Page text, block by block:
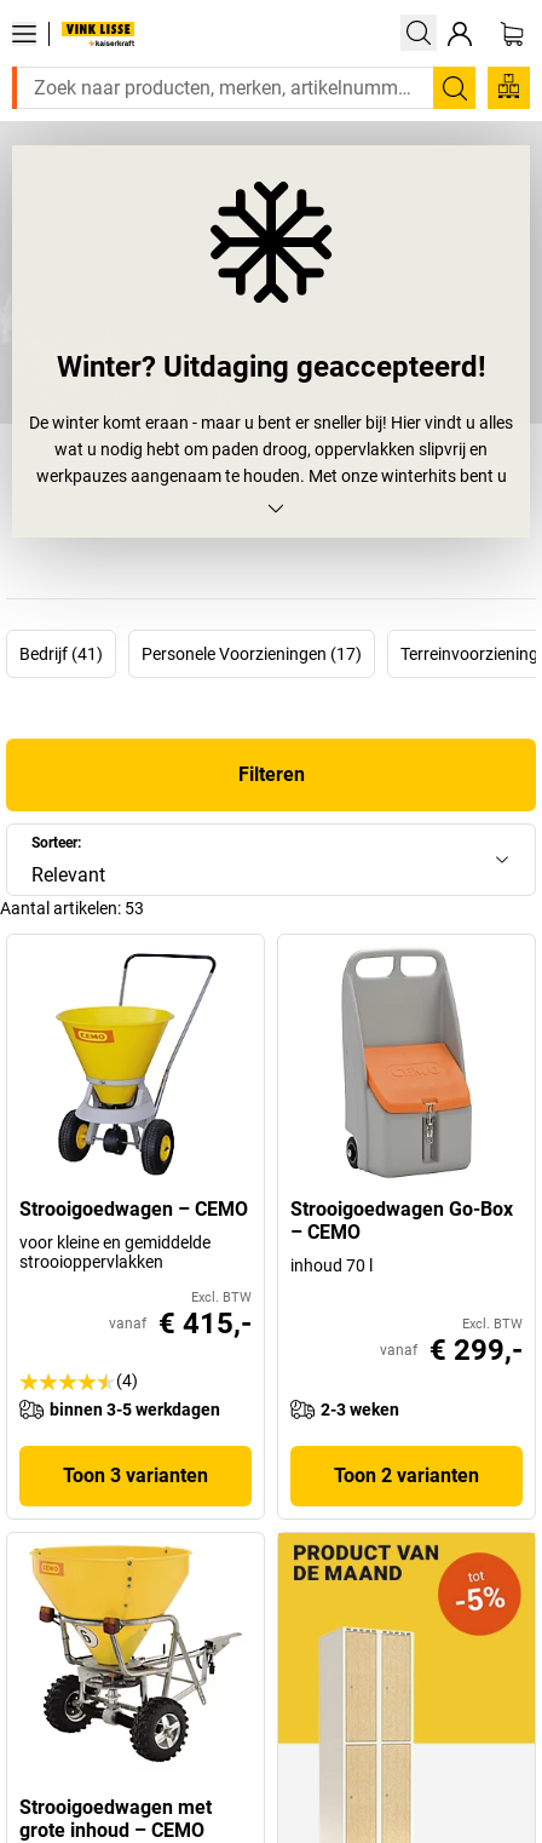
Zoeken
Winter? Uitdaging geaccepteerd!
De winter komt eraan - maar u bent er sneller bij! Hier vindt u alles
wat u nodig hebt om paden droog, oppervlakken slipvrij en
werkpauzes aangenaam te houden. Met onze winterhits bent u
goed uitgerust - jaar na jaar.
Bedrijf (41) Personele Voorzieningen (17)
Filteren
Sorteer:
Relevant
Aantal artikelen: 53
Strooigoedwagen – CEMO
voor kleine en gemiddelde
strooioppervlakken
Excl. BTW
vanaf € 415,-
(4)
binnen 3-5 werkdagen
Toon 3 varianten
Strooigoedwagen Go-Box
– CEMO
inhoud 70 l
Excl. BTW
vanaf € 299,-
2-3 weken
Toon 2 varianten
Strooigoedwagen met
grote inhoud – CEMO